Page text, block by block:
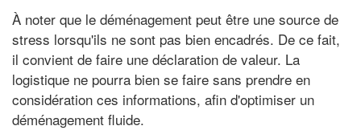
À noter que le déménagement peut être une source de
stress lorsqu'ils ne sont pas bien encadrés. De ce fait,
il convient de faire une déclaration de valeur. La
logistique ne pourra bien se faire sans prendre en
considération ces informations, afin d'optimiser un
déménagement fluide.